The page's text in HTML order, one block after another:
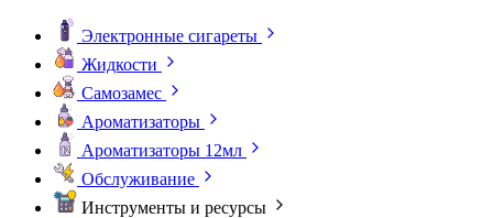
Электронные сигареты
Жидкости
Самозамес
Ароматизаторы
Ароматизаторы 12мл
Обслуживание
Инструменты и ресурсы